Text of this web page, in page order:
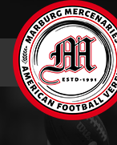
content